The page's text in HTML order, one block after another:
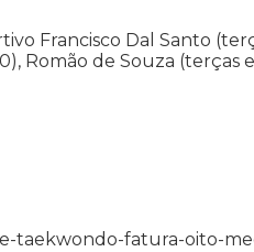
Francisco Dal Santo
Romão de Souza (terças
taekwondo-fatura-oito-